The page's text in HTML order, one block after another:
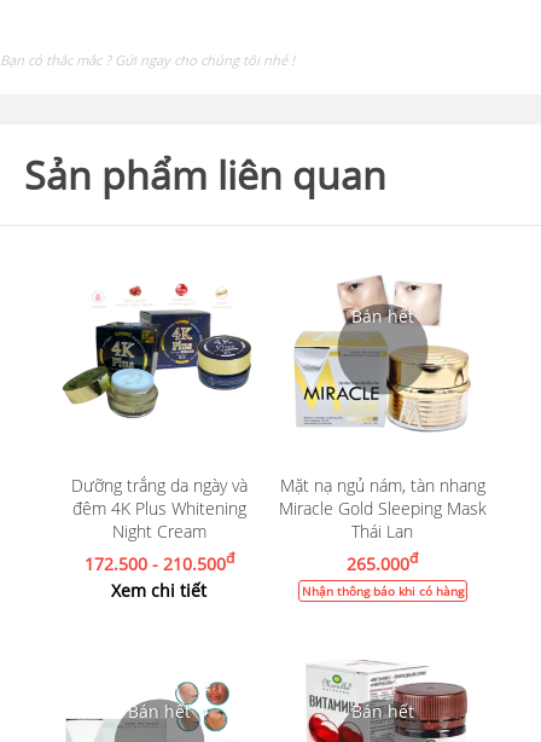
Bạn có thắc mắc ? Gửi ngay cho chúng tôi nhé !
Sản phẩm liên quan
Dưỡng trắng da ngày và
đêm 4K Plus Whitening
Night Cream
172.500 - 210.500đ
Xem chi tiết
Mặt nạ ngủ nám, tàn nhang
Miracle Gold Sleeping Mask
Thái Lan
265.000đ
Nhận thông báo khi có hàng